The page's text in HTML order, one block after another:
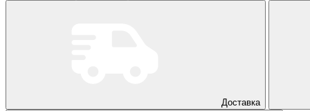
Доставка